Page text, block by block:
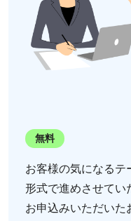
無料
お客様の気になるテ
形式で進めさせてい
お申込みいただいた